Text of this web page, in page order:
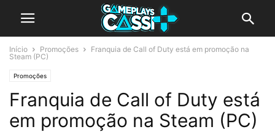
Início Promoções
Franquia de Call of Duty está em promoção na
Steam (PC)
Promoções
Franquia de Call of Duty está
em promoção na Steam (PC)